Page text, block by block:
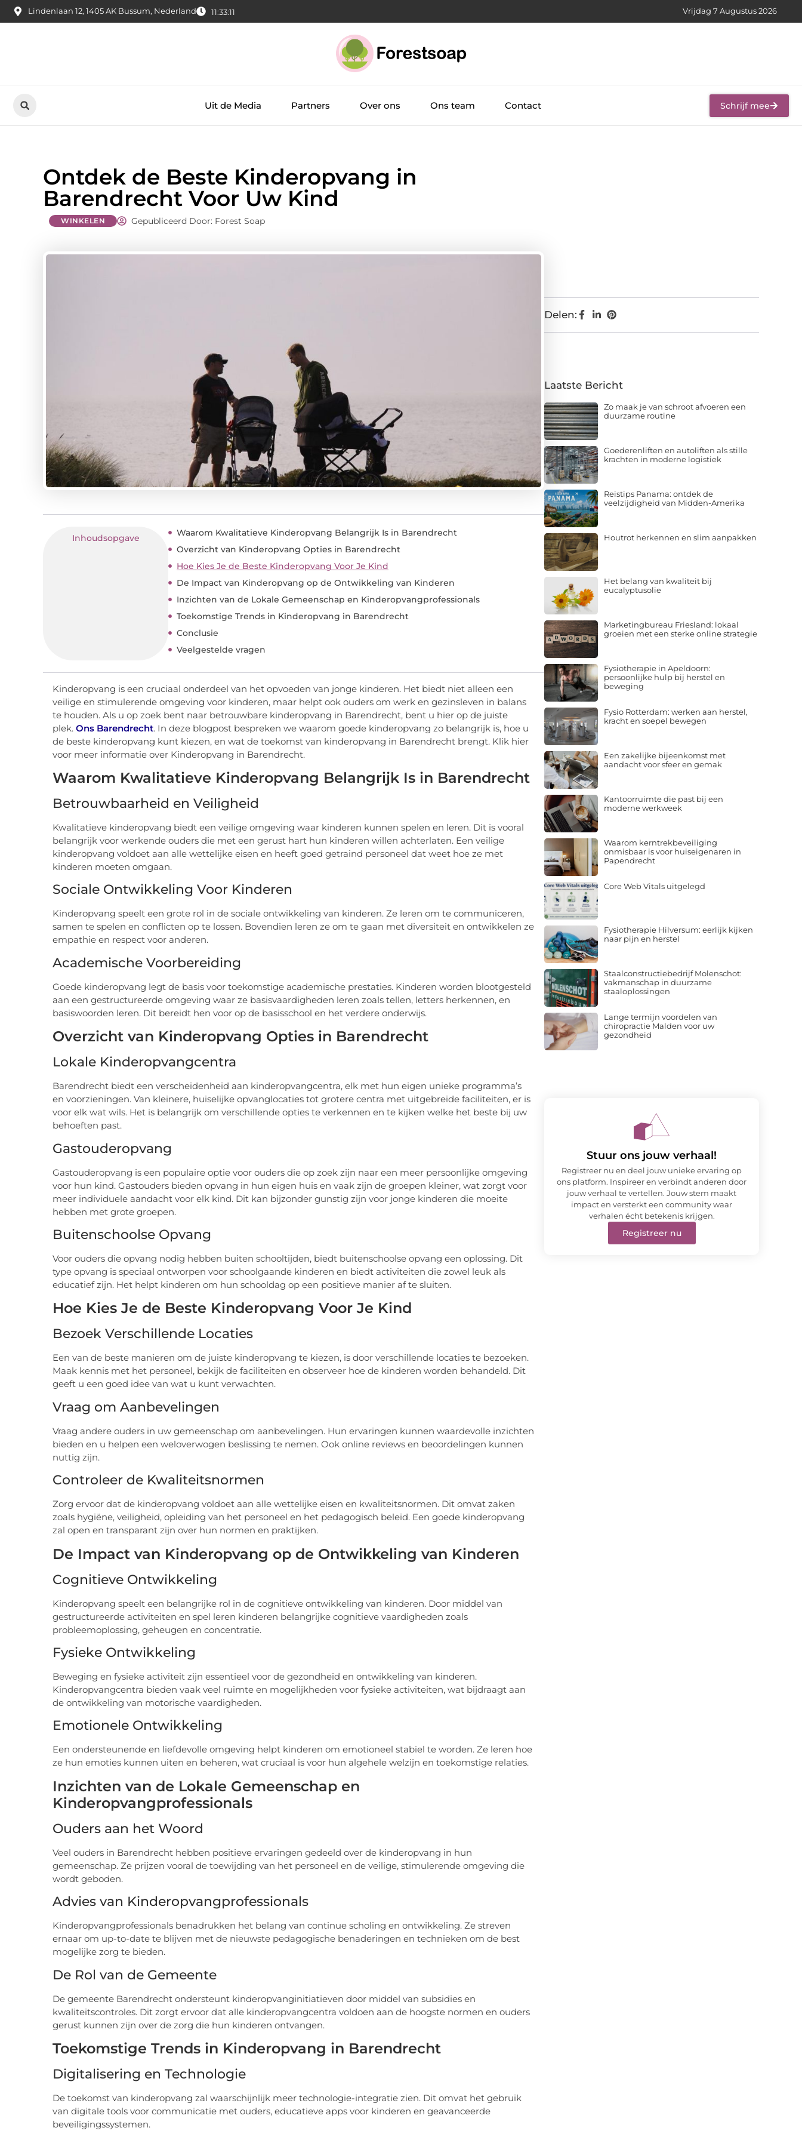
Lindenlaan 12, 1405 AK Bussum, Nederland 11:33:11 Vrijdag 7 Augustus 2026
Uit de Media Partners Over ons Ons team Contact Schrijf mee
Ontdek de Beste Kinderopvang in
Barendrecht Voor Uw Kind
WINKELEN Gepubliceerd Door: Forest Soap
Inhoudsopgave
Waarom Kwalitatieve Kinderopvang Belangrijk Is in Barendrecht
Overzicht van Kinderopvang Opties in Barendrecht
Hoe Kies Je de Beste Kinderopvang Voor Je Kind
De Impact van Kinderopvang op de Ontwikkeling van Kinderen
Inzichten van de Lokale Gemeenschap en Kinderopvangprofessionals
Toekomstige Trends in Kinderopvang in Barendrecht
Conclusie
Veelgestelde vragen
Kinderopvang is een cruciaal onderdeel van het opvoeden van jonge kinderen. Het biedt niet alleen een
veilige en stimulerende omgeving voor kinderen, maar helpt ook ouders om werk en gezinsleven in balans
te houden. Als u op zoek bent naar betrouwbare kinderopvang in Barendrecht, bent u hier op de juiste
plek. Ons Barendrecht. In deze blogpost bespreken we waarom goede kinderopvang zo belangrijk is, hoe u
de beste kinderopvang kunt kiezen, en wat de toekomst van kinderopvang in Barendrecht brengt. Klik hier
voor meer informatie over Kinderopvang in Barendrecht.
Waarom Kwalitatieve Kinderopvang Belangrijk Is in Barendrecht
Betrouwbaarheid en Veiligheid
Kwalitatieve kinderopvang biedt een veilige omgeving waar kinderen kunnen spelen en leren. Dit is vooral
belangrijk voor werkende ouders die met een gerust hart hun kinderen willen achterlaten. Een veilige
kinderopvang voldoet aan alle wettelijke eisen en heeft goed getraind personeel dat weet hoe ze met
kinderen moeten omgaan.
Sociale Ontwikkeling Voor Kinderen
Kinderopvang speelt een grote rol in de sociale ontwikkeling van kinderen. Ze leren om te communiceren,
samen te spelen en conflicten op te lossen. Bovendien leren ze om te gaan met diversiteit en ontwikkelen ze
empathie en respect voor anderen.
Academische Voorbereiding
Goede kinderopvang legt de basis voor toekomstige academische prestaties. Kinderen worden blootgesteld
aan een gestructureerde omgeving waar ze basisvaardigheden leren zoals tellen, letters herkennen, en
basiswoorden leren. Dit bereidt hen voor op de basisschool en het verdere onderwijs.
Overzicht van Kinderopvang Opties in Barendrecht
Lokale Kinderopvangcentra
Barendrecht biedt een verscheidenheid aan kinderopvangcentra, elk met hun eigen unieke programma’s
en voorzieningen. Van kleinere, huiselijke opvanglocaties tot grotere centra met uitgebreide faciliteiten, er is
voor elk wat wils. Het is belangrijk om verschillende opties te verkennen en te kijken welke het beste bij uw
behoeften past.
Gastouderopvang
Gastouderopvang is een populaire optie voor ouders die op zoek zijn naar een meer persoonlijke omgeving
voor hun kind. Gastouders bieden opvang in hun eigen huis en vaak zijn de groepen kleiner, wat zorgt voor
meer individuele aandacht voor elk kind. Dit kan bijzonder gunstig zijn voor jonge kinderen die moeite
hebben met grote groepen.
Buitenschoolse Opvang
Voor ouders die opvang nodig hebben buiten schooltijden, biedt buitenschoolse opvang een oplossing. Dit
type opvang is speciaal ontworpen voor schoolgaande kinderen en biedt activiteiten die zowel leuk als
educatief zijn. Het helpt kinderen om hun schooldag op een positieve manier af te sluiten.
Hoe Kies Je de Beste Kinderopvang Voor Je Kind
Bezoek Verschillende Locaties
Een van de beste manieren om de juiste kinderopvang te kiezen, is door verschillende locaties te bezoeken.
Maak kennis met het personeel, bekijk de faciliteiten en observeer hoe de kinderen worden behandeld. Dit
geeft u een goed idee van wat u kunt verwachten.
Vraag om Aanbevelingen
Vraag andere ouders in uw gemeenschap om aanbevelingen. Hun ervaringen kunnen waardevolle inzichten
bieden en u helpen een weloverwogen beslissing te nemen. Ook online reviews en beoordelingen kunnen
nuttig zijn.
Controleer de Kwaliteitsnormen
Zorg ervoor dat de kinderopvang voldoet aan alle wettelijke eisen en kwaliteitsnormen. Dit omvat zaken
zoals hygiëne, veiligheid, opleiding van het personeel en het pedagogisch beleid. Een goede kinderopvang
zal open en transparant zijn over hun normen en praktijken.
De Impact van Kinderopvang op de Ontwikkeling van Kinderen
Cognitieve Ontwikkeling
Kinderopvang speelt een belangrijke rol in de cognitieve ontwikkeling van kinderen. Door middel van
gestructureerde activiteiten en spel leren kinderen belangrijke cognitieve vaardigheden zoals
probleemoplossing, geheugen en concentratie.
Fysieke Ontwikkeling
Beweging en fysieke activiteit zijn essentieel voor de gezondheid en ontwikkeling van kinderen.
Kinderopvangcentra bieden vaak veel ruimte en mogelijkheden voor fysieke activiteiten, wat bijdraagt aan
de ontwikkeling van motorische vaardigheden.
Emotionele Ontwikkeling
Een ondersteunende en liefdevolle omgeving helpt kinderen om emotioneel stabiel te worden. Ze leren hoe
ze hun emoties kunnen uiten en beheren, wat cruciaal is voor hun algehele welzijn en toekomstige relaties.
Inzichten van de Lokale Gemeenschap en
Kinderopvangprofessionals
Ouders aan het Woord
Veel ouders in Barendrecht hebben positieve ervaringen gedeeld over de kinderopvang in hun
gemeenschap. Ze prijzen vooral de toewijding van het personeel en de veilige, stimulerende omgeving die
wordt geboden.
Advies van Kinderopvangprofessionals
Kinderopvangprofessionals benadrukken het belang van continue scholing en ontwikkeling. Ze streven
ernaar om up-to-date te blijven met de nieuwste pedagogische benaderingen en technieken om de best
mogelijke zorg te bieden.
De Rol van de Gemeente
De gemeente Barendrecht ondersteunt kinderopvanginitiatieven door middel van subsidies en
kwaliteitscontroles. Dit zorgt ervoor dat alle kinderopvangcentra voldoen aan de hoogste normen en ouders
gerust kunnen zijn over de zorg die hun kinderen ontvangen.
Toekomstige Trends in Kinderopvang in Barendrecht
Digitalisering en Technologie
De toekomst van kinderopvang zal waarschijnlijk meer technologie-integratie zien. Dit omvat het gebruik
van digitale tools voor communicatie met ouders, educatieve apps voor kinderen en geavanceerde
beveiligingssystemen.
Delen:
Laatste Bericht
Zo maak je van schroot afvoeren een
duurzame routine
Goederenliften en autoliften als stille
krachten in moderne logistiek
Reistips Panama: ontdek de
veelzijdigheid van Midden-Amerika
Houtrot herkennen en slim aanpakken
Het belang van kwaliteit bij
eucalyptusolie
Marketingbureau Friesland: lokaal
groeien met een sterke online strategie
Fysiotherapie in Apeldoorn:
persoonlijke hulp bij herstel en
beweging
Fysio Rotterdam: werken aan herstel,
kracht en soepel bewegen
Een zakelijke bijeenkomst met
aandacht voor sfeer en gemak
Kantoorruimte die past bij een
moderne werkweek
Waarom kerntrekbeveiliging
onmisbaar is voor huiseigenaren in
Papendrecht
Core Web Vitals uitgelegd
Fysiotherapie Hilversum: eerlijk kijken
naar pijn en herstel
Staalconstructiebedrijf Molenschot:
vakmanschap in duurzame
staaloplossingen
Lange termijn voordelen van
chiropractie Malden voor uw
gezondheid
Stuur ons jouw verhaal!
Registreer nu en deel jouw unieke ervaring op
ons platform. Inspireer en verbindt anderen door
jouw verhaal te vertellen. Jouw stem maakt
impact en versterkt een community waar
verhalen écht betekenis krijgen.
Registreer nu